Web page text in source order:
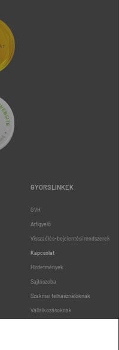
GYORSLINKEK
GVH
Árfigyelő
Visszaélés-bejelentési rendszerek
Kapcsolat
Hirdetmények
Sajtószoba
Szakmai felhasználóknak
Vállalkozásoknak